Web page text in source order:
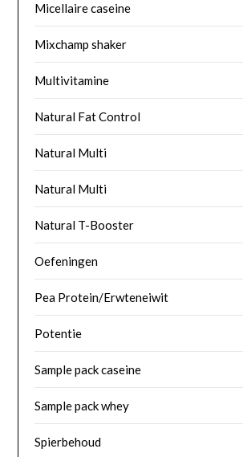
Micellaire caseine
Mixchamp shaker
Multivitamine
Natural Fat Control
Natural Multi
Natural Multi
Natural T-Booster
Oefeningen
Pea Protein/Erwteneiwit
Potentie
Sample pack caseine
Sample pack whey
Spierbehoud